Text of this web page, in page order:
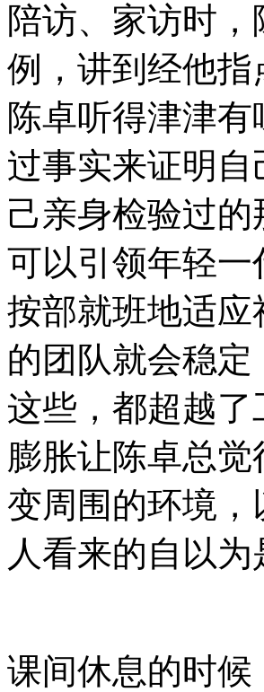
陪访、家访时
例，讲到经他
陈卓听得津津
过事实来证明
己亲身检验过
可以引领年轻一
按部就班地适
的团队就会稳
这些，都超越了
膨胀让陈卓总
变周围的环境
人看来的自以为
课间休息的时